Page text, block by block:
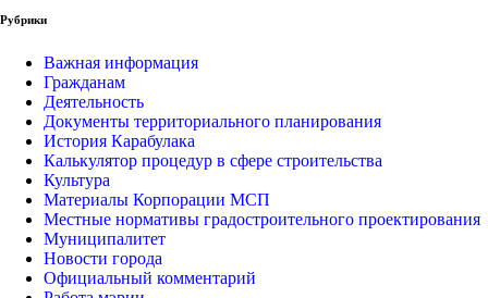
Рубрики
Важная информация
Гражданам
Деятельность
Документы территориального планирования
История Карабулака
Калькулятор процедур в сфере строительства
Культура
Материалы Корпорации МСП
Местные нормативы градостроительного проектирования
Муниципалитет
Новости города
Официальный комментарий